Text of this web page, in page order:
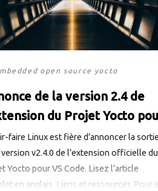
open source yocto
de la version 2.4 de
du Projet Yocto
faire Linux est fière d’annoncer la sortie
version v2.4.0 de l’extension officielle du
Yocto pour VS Code. Lisez l’article
en anglais. Liens et ressources Pour